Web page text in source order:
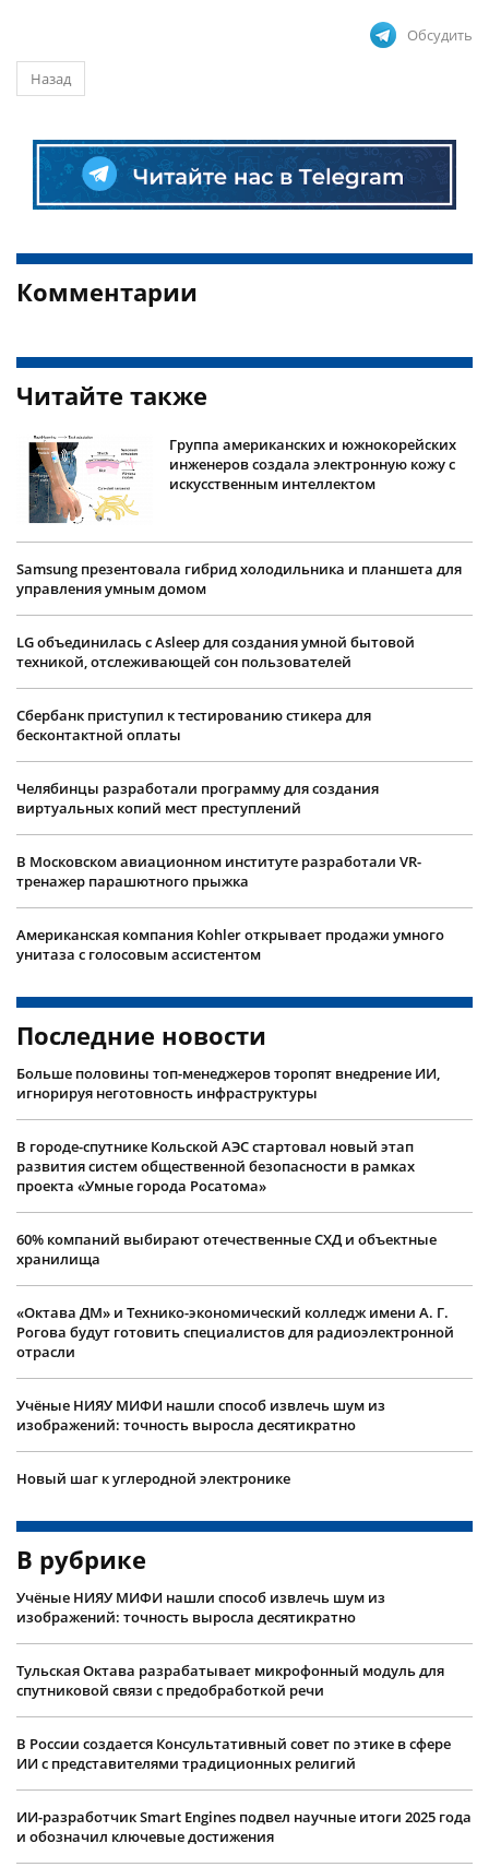
Обсудить
Назад
Комментарии
Читайте также
Группа американских и южнокорейских
инженеров создала электронную кожу с
искусственным интеллектом
Samsung презентовала гибрид холодильника и планшета для
управления умным домом
LG объединилась с Asleep для создания умной бытовой
техникой, отслеживающей сон пользователей
Сбербанк приступил к тестированию стикера для
бесконтактной оплаты
Челябинцы разработали программу для создания
виртуальных копий мест преступлений
В Московском авиационном институте разработали VR-
тренажер парашютного прыжка
Американская компания Kohler открывает продажи умного
унитаза с голосовым ассистентом
Последние новости
Больше половины топ-менеджеров торопят внедрение ИИ,
игнорируя неготовность инфраструктуры
В городе-спутнике Кольской АЭС стартовал новый этап
развития систем общественной безопасности в рамках
проекта «Умные города Росатома»
60% компаний выбирают отечественные СХД и объектные
хранилища
«Октава ДМ» и Технико-экономический колледж имени А. Г.
Рогова будут готовить специалистов для радиоэлектронной
отрасли
Учëные НИЯУ МИФИ нашли способ извлечь шум из
изображений: точность выросла десятикратно
Новый шаг к углеродной электронике
В рубрике
Учëные НИЯУ МИФИ нашли способ извлечь шум из
изображений: точность выросла десятикратно
Тульская Октава разрабатывает микрофонный модуль для
спутниковой связи с предобработкой речи
В России создается Консультативный совет по этике в сфере
ИИ с представителями традиционных религий
ИИ-разработчик Smart Engines подвел научные итоги 2025 года
и обозначил ключевые достижения